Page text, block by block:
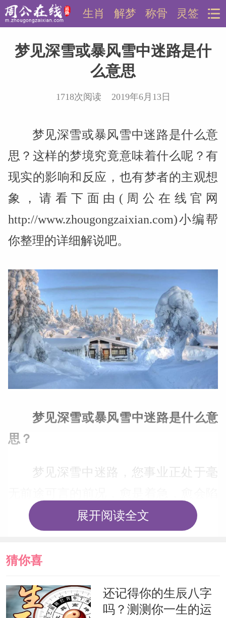
灵签
称骨
解梦
生肖
梦见深雪或暴风雪中迷路是什
么意思
1718次阅读 2019年6月13日
梦见深雪或暴风雪中迷路是什么意
思？这样的梦境究竟意味着什么呢？有
现实的影响和反应，也有梦者的主观想
象，请看下面由(周公在线官网
http://www.zhougongzaixian.com)小编帮
你整理的详细解说吧。
梦见深雪或暴风雪中迷路是什么意
思？
梦见深雪中迷路，您事业正处于毫
入苦境，导致所做的事都要失败。因
雪路上遇见美女的梦，表示将因色情问
创)
展开阅读全文
猜你喜
欢
还记得你的生辰八字
吗？测测你一生的运